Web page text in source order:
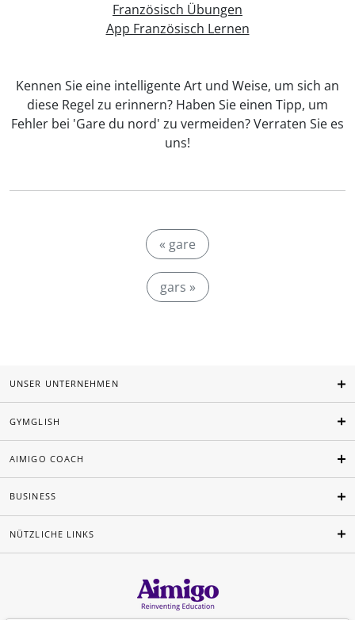
Französisch Übungen
App Französisch Lernen
Kennen Sie eine intelligente Art und Weise, um sich an
diese Regel zu erinnern? Haben Sie einen Tipp, um
Fehler bei 'Gare du nord' zu vermeiden? Verraten Sie es
uns!
« gare
gars »
UNSER UNTERNEHMEN
GYMGLISH
AIMIGO COACH
BUSINESS
NÜTZLICHE LINKS